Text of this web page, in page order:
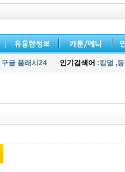
구글 플래시24 인기검색어 :킹덤 ,